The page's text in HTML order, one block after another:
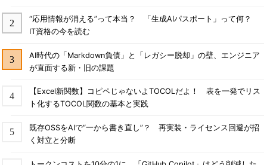
“応用情報が消える”って本当？ 「生成AIパスポート」って何？
IT資格の今を読む
AI時代の「Markdown負債」と「レガシー脱却」の壁、エンジニア
が直面する新・旧の課題
【Excel新関数】コピペじゃないよTOCOLだよ！ 表を一発でリス
ト化するTOCOL関数の基本と実践
既存OSSをAIで“一から書き直し”？ 再実装・ライセンス回避が招
く対立と分断